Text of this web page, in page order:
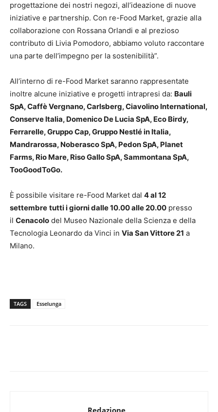
progettazione dei nostri negozi, all’ideazione di nuove
iniziative e partnership. Con re-Food Market, grazie alla
collaborazione con Rossana Orlandi e al prezioso
contributo di Livia Pomodoro, abbiamo voluto raccontare
una parte dell’impegno per la sostenibilità”.
All’interno di re-Food Market saranno rappresentate
inoltre alcune iniziative e progetti intrapresi da: Bauli
SpA, Caffè Vergnano, Carlsberg, Ciavolino International,
Conserve Italia, Domenico De Lucia SpA, Eco Birdy,
Ferrarelle, Gruppo Cap, Gruppo Nestlé in Italia,
Mandrarossa, Noberasco SpA, Pedon SpA, Planet
Farms, Rio Mare, Riso Gallo SpA, Sammontana SpA,
TooGoodToGo.
È possibile visitare re-Food Market dal 4 al 12
settembre tutti i giorni dalle 10.00 alle 20.00 presso
il Cenacolo del Museo Nazionale della Scienza e della
Tecnologia Leonardo da Vinci in Via San Vittore 21 a
Milano.
TAGS Esselunga
Redazione